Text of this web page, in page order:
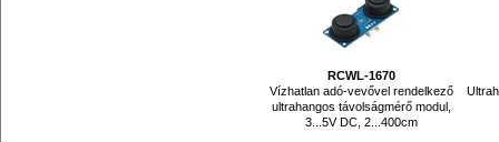
RCWL-1670
Vízhatlan adó-vevővel rendelkező
ultrahangos távolságmérő modul,
3...5V DC, 2...400cm